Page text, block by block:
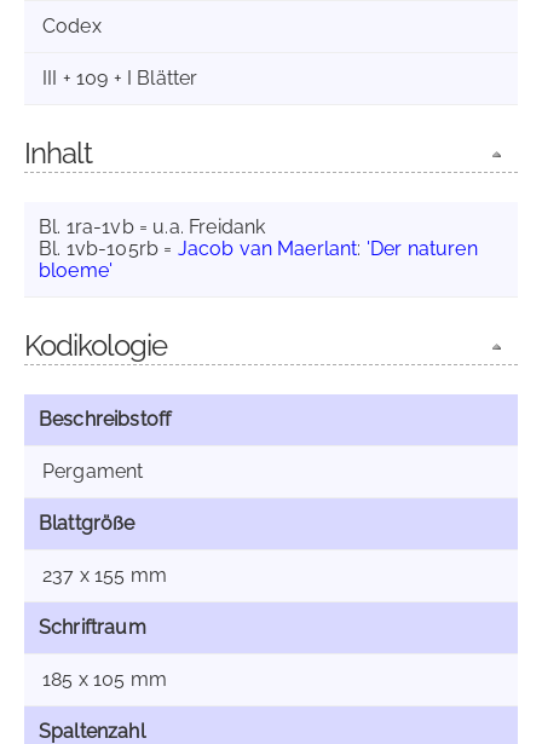
Codex
III + 109 + I Blätter
Inhalt
Bl. 1ra-1vb = u.a. Freidank
Bl. 1vb-105rb = Jacob van Maerlant: 'Der naturen
bloeme'
Kodikologie
Beschreibstoff
Pergament
Blattgröße
237 x 155 mm
Schriftraum
185 x 105 mm
Spaltenzahl